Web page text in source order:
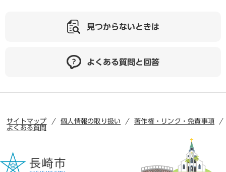
見つからないときは
よくある質問と回答
サイトマップ 個人情報の取り扱い
著作権・リンク・免責事項
よくある質問